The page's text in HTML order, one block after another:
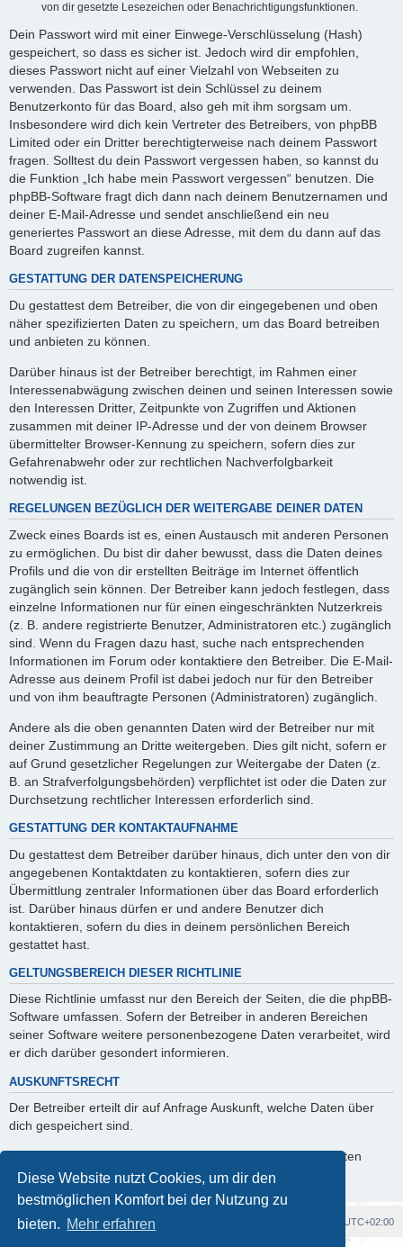
Diese Website nutzt Cookies, um dir den
bestmöglichen Komfort bei der Nutzung zu
bieten. Mehr erfahren
von dir gesetzte Lesezeichen oder Benachrichtigungsfunktionen.
Dein Passwort wird mit einer Einwege-Verschlüsselung (Hash)
gespeichert, so dass es sicher ist. Jedoch wird dir empfohlen,
dieses Passwort nicht auf einer Vielzahl von Webseiten zu
verwenden. Das Passwort ist dein Schlüssel zu deinem
Benutzerkonto für das Board, also geh mit ihm sorgsam um.
Insbesondere wird dich kein Vertreter des Betreibers, von phpBB
Limited oder ein Dritter berechtigterweise nach deinem Passwort
fragen. Solltest du dein Passwort vergessen haben, so kannst du
die Funktion „Ich habe mein Passwort vergessen“ benutzen. Die
phpBB-Software fragt dich dann nach deinem Benutzernamen und
deiner E-Mail-Adresse und sendet anschließend ein neu
generiertes Passwort an diese Adresse, mit dem du dann auf das
Board zugreifen kannst.
GESTATTUNG DER DATENSPEICHERUNG
Du gestattest dem Betreiber, die von dir eingegebenen und oben
näher spezifizierten Daten zu speichern, um das Board betreiben
und anbieten zu können.
Darüber hinaus ist der Betreiber berechtigt, im Rahmen einer
Interessenabwägung zwischen deinen und seinen Interessen sowie
den Interessen Dritter, Zeitpunkte von Zugriffen und Aktionen
zusammen mit deiner IP-Adresse und der von deinem Browser
übermittelter Browser-Kennung zu speichern, sofern dies zur
Gefahrenabwehr oder zur rechtlichen Nachverfolgbarkeit
notwendig ist.
REGELUNGEN BEZÜGLICH DER WEITERGABE DEINER DATEN
Zweck eines Boards ist es, einen Austausch mit anderen Personen
zu ermöglichen. Du bist dir daher bewusst, dass die Daten deines
Profils und die von dir erstellten Beiträge im Internet öffentlich
zugänglich sein können. Der Betreiber kann jedoch festlegen, dass
einzelne Informationen nur für einen eingeschränkten Nutzerkreis
(z. B. andere registrierte Benutzer, Administratoren etc.) zugänglich
sind. Wenn du Fragen dazu hast, suche nach entsprechenden
Informationen im Forum oder kontaktiere den Betreiber. Die E-Mail-
Adresse aus deinem Profil ist dabei jedoch nur für den Betreiber
und von ihm beauftragte Personen (Administratoren) zugänglich.
Andere als die oben genannten Daten wird der Betreiber nur mit
deiner Zustimmung an Dritte weitergeben. Dies gilt nicht, sofern er
auf Grund gesetzlicher Regelungen zur Weitergabe der Daten (z.
B. an Strafverfolgungsbehörden) verpflichtet ist oder die Daten zur
Durchsetzung rechtlicher Interessen erforderlich sind.
GESTATTUNG DER KONTAKTAUFNAHME
Du gestattest dem Betreiber darüber hinaus, dich unter den von dir
angegebenen Kontaktdaten zu kontaktieren, sofern dies zur
Übermittlung zentraler Informationen über das Board erforderlich
ist. Darüber hinaus dürfen er und andere Benutzer dich
kontaktieren, sofern du dies in deinem persönlichen Bereich
gestattet hast.
GELTUNGSBEREICH DIESER RICHTLINIE
Diese Richtlinie umfasst nur den Bereich der Seiten, die die phpBB-
Software umfassen. Sofern der Betreiber in anderen Bereichen
seiner Software weitere personenbezogene Daten verarbeitet, wird
er dich darüber gesondert informieren.
AUSKUNFTSRECHT
Der Betreiber erteilt dir auf Anfrage Auskunft, welche Daten über
dich gespeichert sind.
Du kannst jederzeit die Löschung bzw. Sperrung deiner Daten
verlangen. Kontaktiere hierzu bitte den Betreiber.
Foren-Übersicht UTC+02:00